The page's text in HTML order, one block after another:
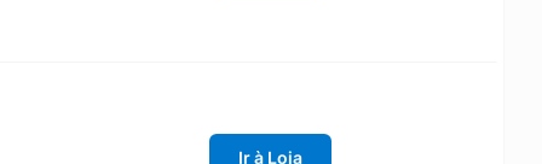
Ir à Loja